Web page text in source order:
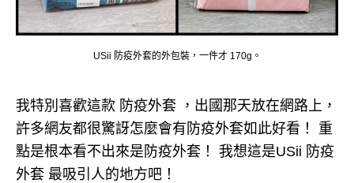
USii 防疫外套的外包裝，一件才 170g。
我特別喜歡這款 防疫外套 ，出國那天放在網路上，
許多網友都很驚訝怎麼會有防疫外套如此好看！ 重
點是根本看不出來是防疫外套！ 我想這是USii 防疫
外套 最吸引人的地方吧！